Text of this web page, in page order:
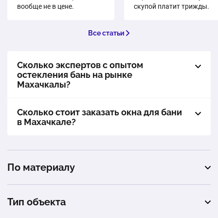
вообще не в цене.
скупой платит трижды.
Все статьи
Сколько экспертов с опытом
остекления бань на рынке
Махачкалы?
Сколько стоит заказать окна для бани
в Махачкале?
По материалу
пластиковые
Тип объекта